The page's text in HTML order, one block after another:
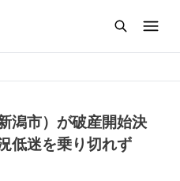
潟市）が破産開始決
低迷を乗り切れず